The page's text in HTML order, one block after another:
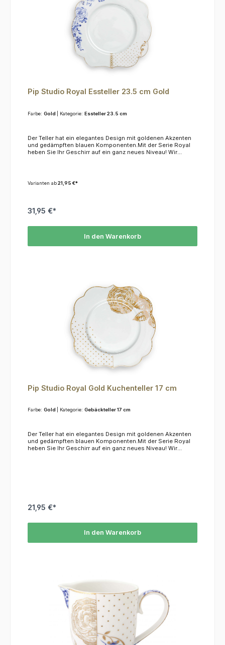
Pip Studio Royal Essteller 23.5 cm Gold
Farbe: Gold | Kategorie: Essteller 23.5 cm
Der Teller hat ein elegantes Design mit goldenen Akzenten
und gedämpften blauen Komponenten.Mit der Serie Royal
heben Sie Ihr Geschirr auf ein ganz neues Niveau! Wir
Varianten ab21,95 €*
31,95 €*
In den Warenkorb
Pip Studio Royal Gold Kuchenteller 17 cm
Farbe: Gold | Kategorie: Gebäckteller 17 cm
Der Teller hat ein elegantes Design mit goldenen Akzenten
und gedämpften blauen Komponenten.Mit der Serie Royal
heben Sie Ihr Geschirr auf ein ganz neues Niveau! Wir
21,95 €*
In den Warenkorb